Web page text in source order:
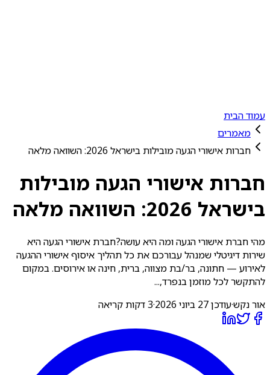
עמוד הבית
מאמרים
חברות אישורי הגעה מובילות בישראל 2026: השוואה מלאה
חברות אישורי הגעה מובילות
בישראל 2026: השוואה מלאה
מהי חברת אישורי הגעה ומה היא עושה?חברת אישורי הגעה היא
שירות דיגיטלי שמנהל עבורכם את כל תהליך איסוף אישורי ההגעה
לאירוע — חתונה, בר/בת מצווה, ברית, חינה או אירוסים. במקום
להתקשר לכל מוזמן בנפרד,...
אור נקש·עודכן27 ביוני 2026 ·3 דקות קריאה